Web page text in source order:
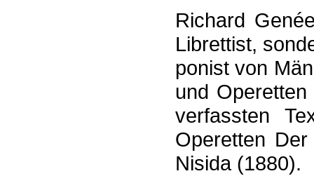
Richard
Librettist,
po­nist von
und
verfassten
Operetten
Nisida (1880).